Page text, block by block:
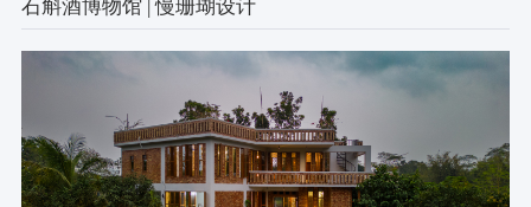
石斛酒博物馆 | 慢珊瑚设计